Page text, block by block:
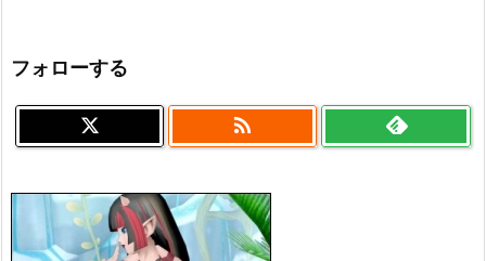
フォローする
